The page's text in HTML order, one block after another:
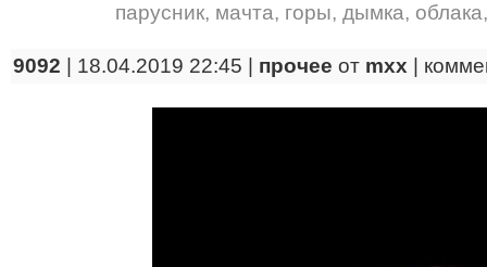
парусник, мачта, горы, дымка, облака
9092 | 18.04.2019 22:45 | прочее от mxx